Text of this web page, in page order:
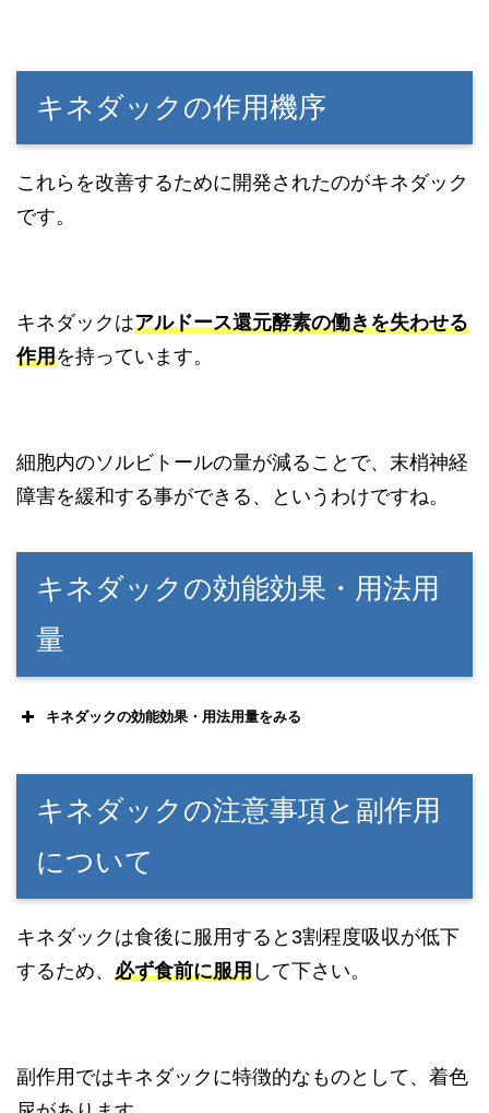
キネダックの作用機序
これらを改善するために開発されたのがキネダック
です。
キネダックはアルドース還元酵素の働きを失わせる
作用を持っています。
細胞内のソルビトールの量が減ることで、末梢神経
障害を緩和する事ができる、というわけですね。
キネダックの効能効果・用法用
量
キネダックの効能効果・用法用量をみる
キネダックの注意事項と副作用
について
キネダックは食後に服用すると3割程度吸収が低下
するため、 必ず食前に服用 して下さい。
副作用ではキネダックに特徴的なものとして、着色